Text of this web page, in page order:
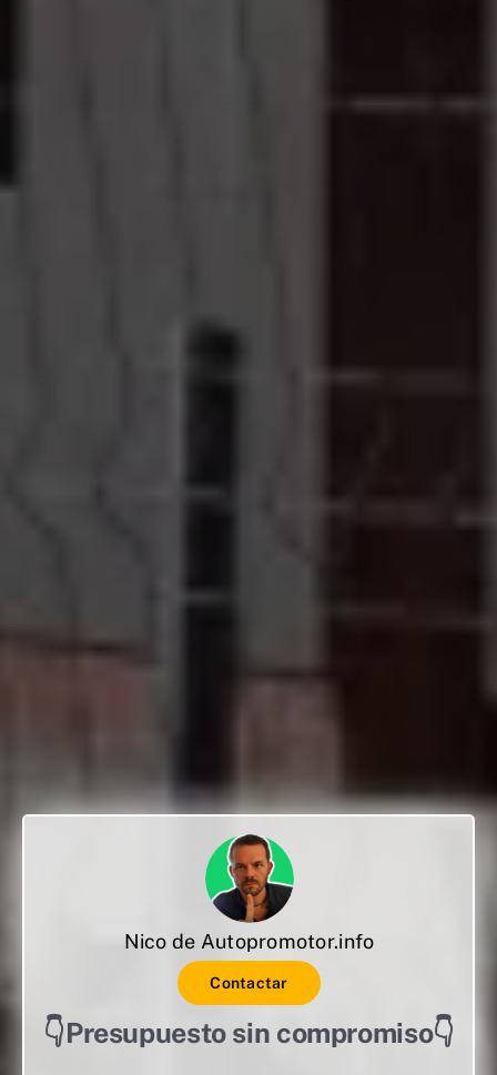
Nico de Autopromotor.info
Contactar
👇Presupuesto sin compromiso👇